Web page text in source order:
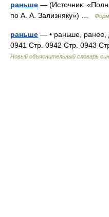
раньше — (Источник:
по А. А. Зализняку») …
раньше — • раньше, ранее,
0941 Стр. 0942 Стр. 0943
Новый объяснительный словарь